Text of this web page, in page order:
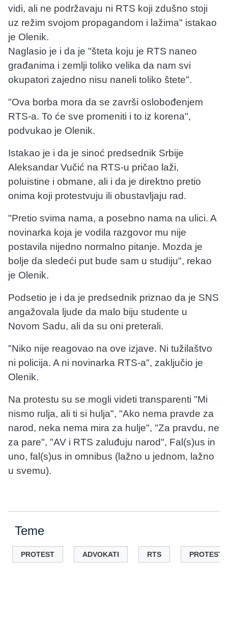
vidi, ali ne podržavaju ni RTS koji zdušno stoji
uz režim svojom propagandom i lažima" istakao
je Olenik.
Naglasio je i da je "šteta koju je RTS naneo
građanima i zemlji toliko velika da nam svi
okupatori zajedno nisu naneli toliko štete".
"Ova borba mora da se završi oslobođenjem
RTS-a. To će sve promeniti i to iz korena",
podvukao je Olenik.
Istakao je i da je sinoć predsednik Srbije
Aleksandar Vučić na RTS-u pričao laži,
poluistine i obmane, ali i da je direktno pretio
onima koji protestvuju ili obustavljaju rad.
"Pretio svima nama, a posebno nama na ulici. A
novinarka koja je vodila razgovor mu nije
postavila nijedno normalno pitanje. Mozda je
bolje da sledeći put bude sam u studiju", rekao
je Olenik.
Podsetio je i da je predsednik priznao da je SNS
angažovala ljude da malo biju studente u
Novom Sadu, ali da su oni preterali.
"Niko nije reagovao na ove izjave. Ni tužilaštvo
ni policija. A ni novinarka RTS-a", zaključio je
Olenik.
Na protestu su se mogli videti transparenti "Mi
nismo rulja, ali ti si hulja", "Ako nema pravde za
narod, neka nema mira za hulje", "Za pravdu, ne
za pare", "AV i RTS zaluđuju narod", Fal(s)us in
uno, fal(s)us in omnibus (lažno u jednom, lažno
u svemu).
Teme
PROTEST ADVOKATI RTS